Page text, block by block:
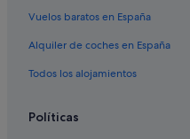
Sanxenxo hoteles
Paradores hoteles en
La Coruña hoteles
Vuelos baratos en España
Alquiler de coches en España
Todos los alojamientos
Políticas